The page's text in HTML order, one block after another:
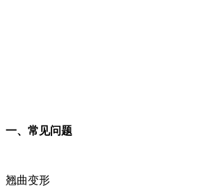
一、常见问题
翘曲变形